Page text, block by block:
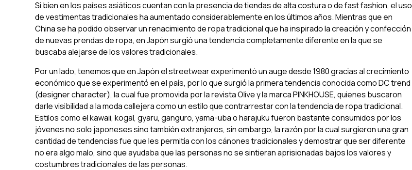
Si bien en los países asiáticos cuentan con la presencia de tiendas de alta costura o defast fashion, el uso
de vestimentas tradicionales ha aumentado considerablemente en los últimos años. Mientras que en
China se ha podido observar un renacimiento de ropa tradicional que ha inspirado la creación y confección
de nuevas prendas de ropa, en Japón surgió una tendencia completamente diferente en la que se
buscaba alejarse de los valores tradicionales.
Por un lado, tenemos que en Japón elstreetwearexperimentó un auge desde 1980 gracias al crecimiento
económico que se experimentó en el país, por lo que surgió la primera tendencia conocida comoDC trend
(designer character), la cual fue promovida por la revistaOlivey la marcaPINKHOUSE, quienes buscaron
darle visibilidad a la moda callejera como un estilo que contrarrestar con la tendencia de ropa tradicional.
Estilos como elkawaii, kogal, gyaru, ganguro, yama-ubaoharajukufueron bastante consumidos por los
jóvenes no solo japoneses sino también extranjeros, sin embargo, la razón por la cual surgieron una gran
cantidad de tendencias fue que les permitía con los cánones tradicionales y demostrar que ser diferente
no era algo malo, sino que ayudaba que las personas no se sintieran aprisionadas bajos los valores y
costumbres tradicionales de las personas.